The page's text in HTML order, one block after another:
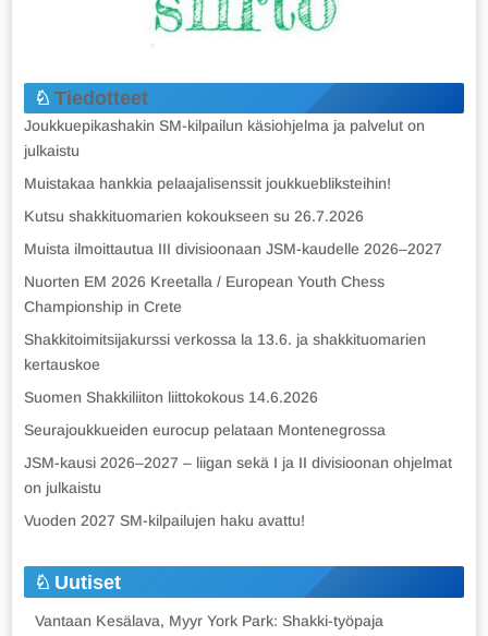
Tiedotteet
Joukkuepikashakin SM-kilpailun käsiohjelma ja palvelut on
julkaistu
Muistakaa hankkia pelaajalisenssit joukkuebliksteihin!
Kutsu shakkituomarien kokoukseen su 26.7.2026
Muista ilmoittautua III divisioonaan JSM-kaudelle 2026–2027
Nuorten EM 2026 Kreetalla / European Youth Chess
Championship in Crete
Shakkitoimitsijakurssi verkossa la 13.6. ja shakkituomarien
kertauskoe
Suomen Shakkiliiton liittokokous 14.6.2026
Seurajoukkueiden eurocup pelataan Montenegrossa
JSM-kausi 2026–2027 – liigan sekä I ja II divisioonan ohjelmat
on julkaistu
Vuoden 2027 SM-kilpailujen haku avattu!
Uutiset
Vantaan Kesälava, Myyr York Park: Shakki-työpaja